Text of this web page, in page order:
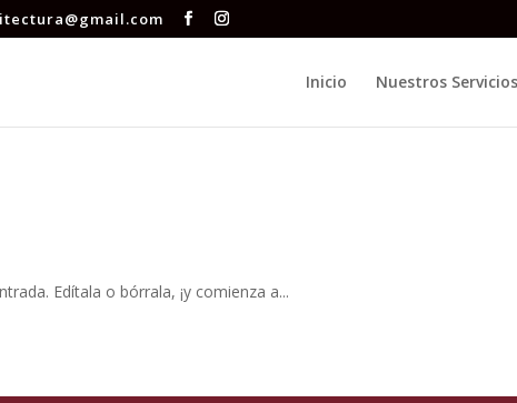
Inicio Nuestros Servicios
Edítala o bórrala, ¡y comienza a...